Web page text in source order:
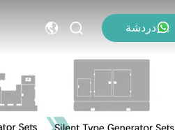
دردشة